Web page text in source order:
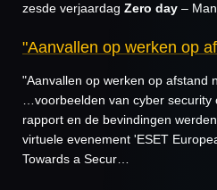
zesde verjaardag Zero day –
"Aanvallen op werken op
"Aanvallen op werken op afstand
…voorbeelden van cyber
rapport en de bevindingen
virtuele evenement 'ESET
Towards a Secur…